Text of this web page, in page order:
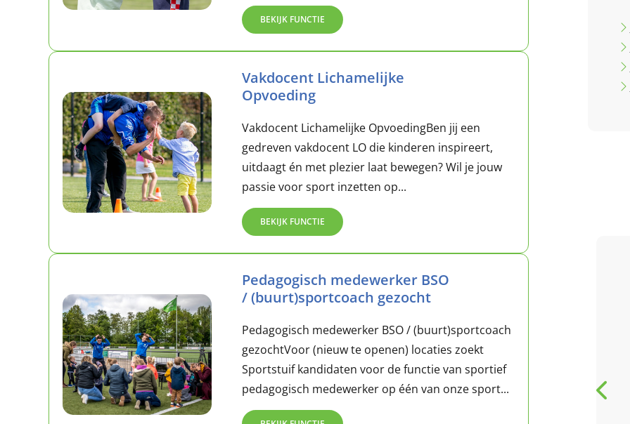
BEKIJK FUNCTIE
Vakdocent Lichamelijke
Opvoeding
Vakdocent Lichamelijke OpvoedingBen jij een
gedreven vakdocent LO die kinderen inspireert,
uitdaagt én met plezier laat bewegen? Wil je jouw
passie voor sport inzetten op...
BEKIJK FUNCTIE
Pedagogisch medewerker BSO
/ (buurt)sportcoach gezocht
Pedagogisch medewerker BSO / (buurt)sportcoach
gezochtVoor (nieuw te openen) locaties zoekt
Sportstuif kandidaten voor de functie van sportief
pedagogisch medewerker op één van onze sport...
Heel leuke bso kinderen
ga met pleizer daar na
toe onderneem ook heel
veel met de kinderen